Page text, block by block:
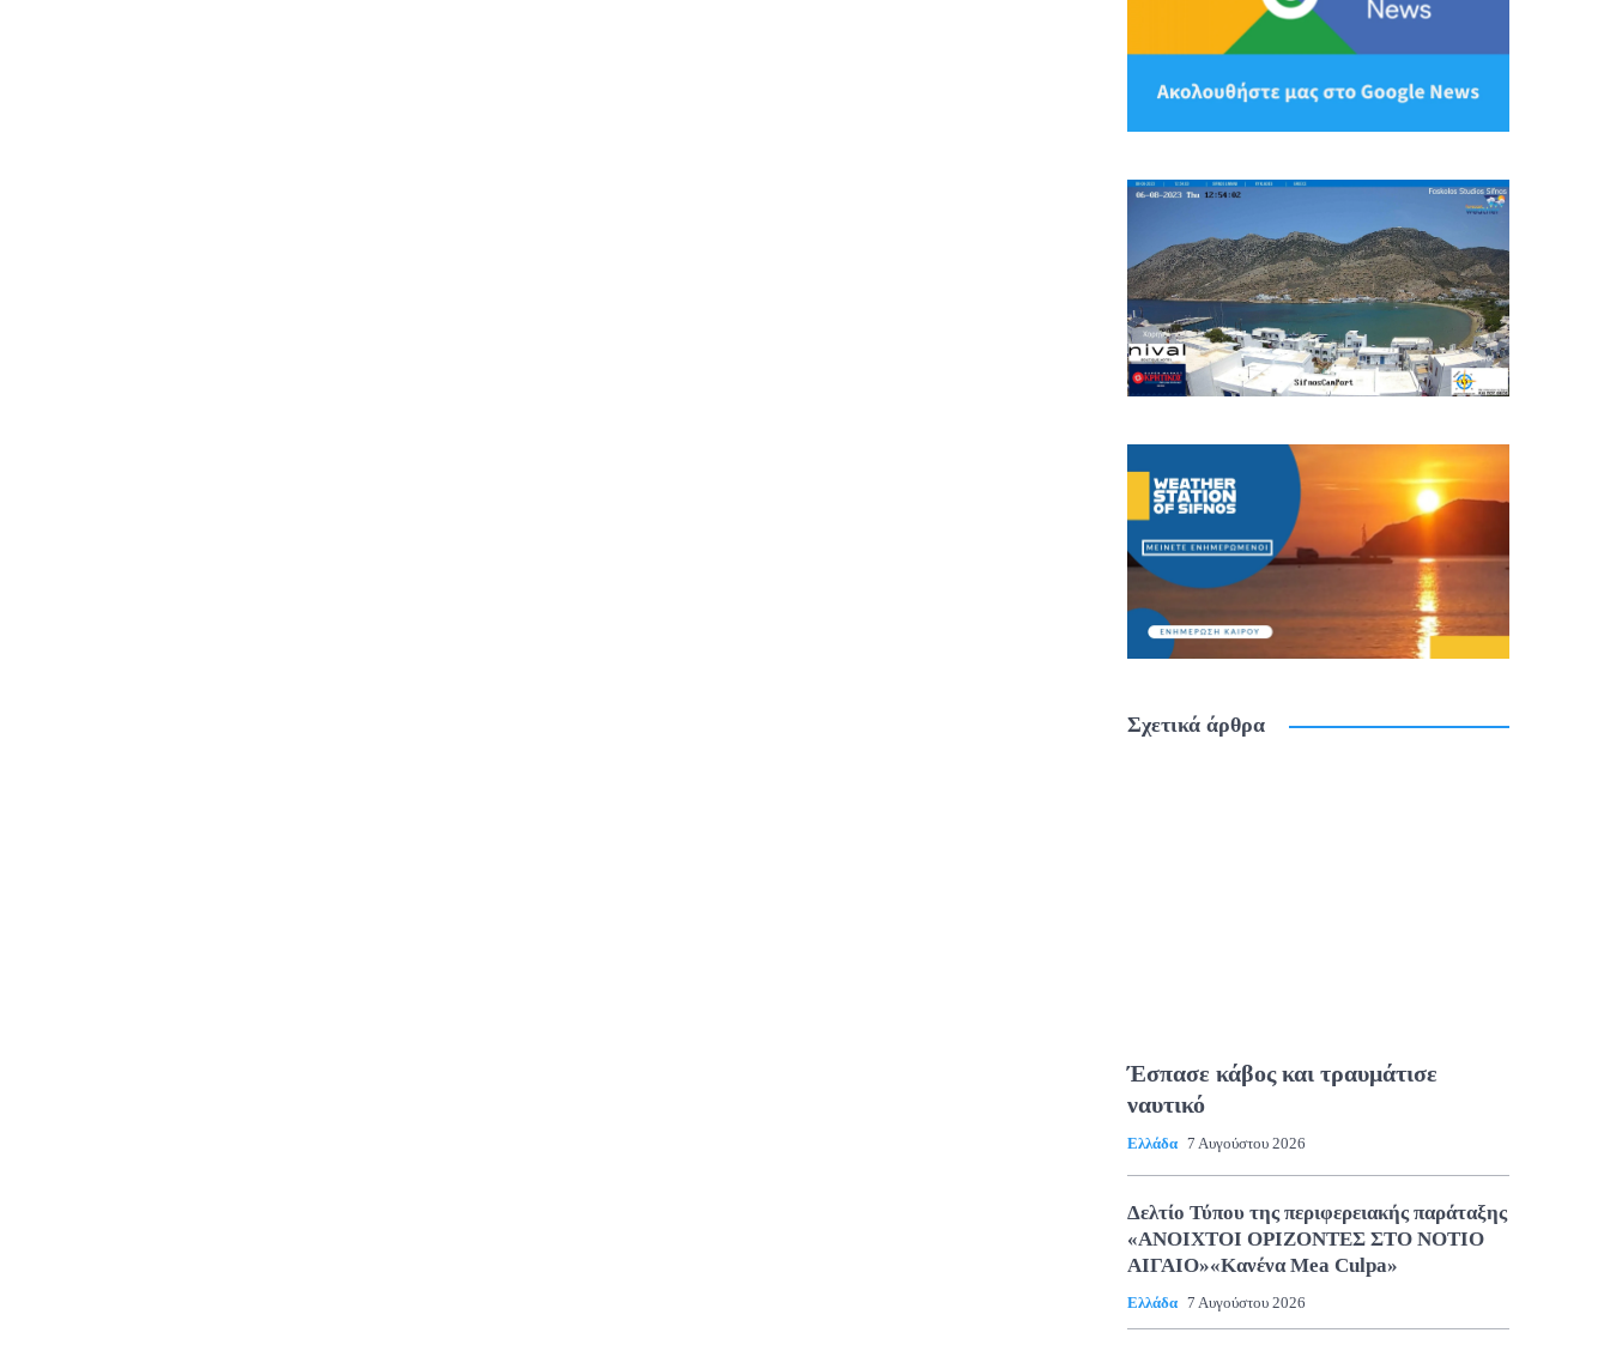
Σχετικά άρθρα
Έσπασε κάβος και τραυμάτισε
ναυτικό
Ελλάδα 7 Αυγούστου 2026
Δελτίο Τύπου της περιφερειακής παράταξης
«ΑΝΟΙΧΤΟΙ ΟΡΙΖΟΝΤΕΣ ΣΤΟ ΝΟΤΙΟ
ΑΙΓΑΙΟ»«Κανένα Mea Culpa»
Ελλάδα 7 Αυγούστου 2026